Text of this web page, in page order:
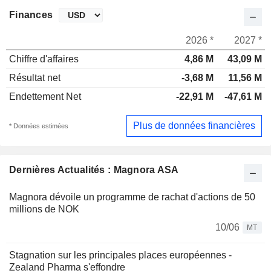
Dernières Actualités : Magnora ASA
Magnora dévoile un programme de rachat d'actions de 50
millions de NOK
10/06
MT
Stagnation sur les principales places européennes -
Zealand Pharma s'effondre
Finances
2026 *
2027 *
Chiffre d'affaires
4,86 M
43,09 M
Résultat net
-3,68 M
11,56 M
Endettement Net
-22,91 M -47,61 M
* Données estimées Plus de données financières